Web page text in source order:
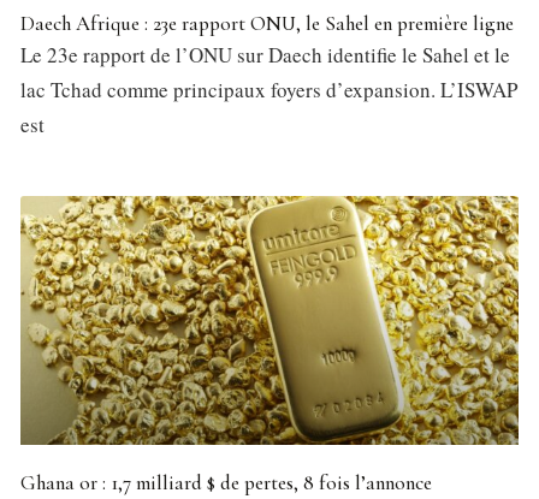
Daech Afrique : 23e rapport ONU, le Sahel en première ligne
Le 23e rapport de l’ONU sur Daech identifie le Sahel et le
lac Tchad comme principaux foyers d’expansion. L’ISWAP
est
Ghana or : 1,7 milliard $ de pertes, 8 fois l’annonce